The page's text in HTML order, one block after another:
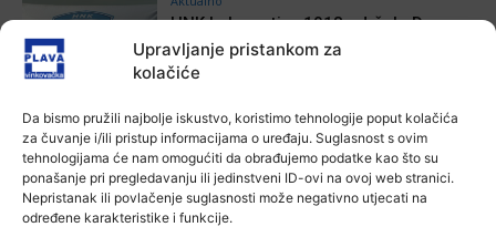
Upravljanje pristankom za
kolačiće
Da bismo pružili najbolje iskustvo, koristimo tehnologije poput kolačića
za čuvanje i/ili pristup informacijama o uređaju. Suglasnost s ovim
tehnologijama će nam omogućiti da obrađujemo podatke kao što su
ponašanje pri pregledavanju ili jedinstveni ID-ovi na ovoj web stranici.
Nepristanak ili povlačenje suglasnosti može negativno utjecati na
određene karakteristike i funkcije.
HNK Lokomotiva 1918 održala Dane
otvorenih vrata
10 kolovoza, 2026
Aktualno
U vinkovačkom gradskom parku
održana dječja radionica “Potraga za
izgubljenim ljetnim osmijehom”
10 kolovoza, 2026